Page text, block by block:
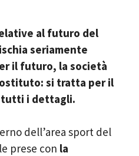
al futuro del
seriamente
il futuro, la società
si tratta per il
tutti i dettagli.
dell’area sport del
prese con la